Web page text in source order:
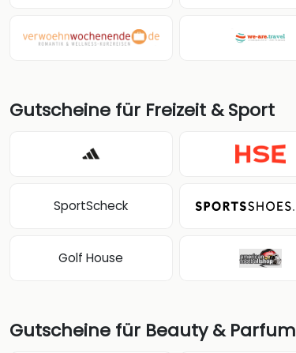
Gutscheine für Freizeit & Sport
SportScheck
Golf House
Gutscheine für Beauty & Parfum